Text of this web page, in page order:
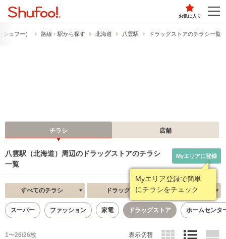
お気に入り
ュフー） 路線・駅から探す 北海道 八雲駅 ドラッグストアのチラシ一覧
チラシ 店舗
八雲駅（北海道）周辺のドラッグストアのチラシ
一覧
Myエリア登録で簡単
にチラシをチェック
Myエリアに登録
すべてのチラシ ドラッグストア 新着順
スーパー ファッション 家電 ドラッグストア ホームセンタ
1〜26/26枚 表示切替